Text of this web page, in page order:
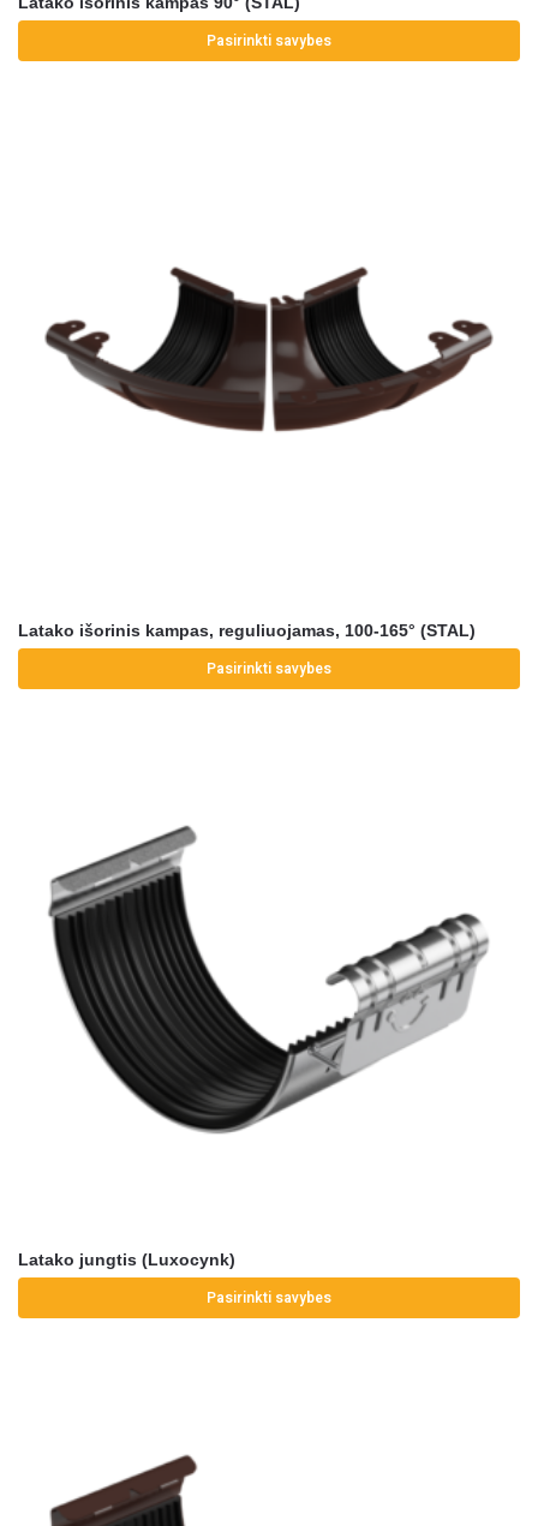
Pasirinkti savybes
Latako išorinis kampas, reguliuojamas, 100-165° (STAL)
Pasirinkti savybes
Latako jungtis (Luxocynk)
Pasirinkti savybes